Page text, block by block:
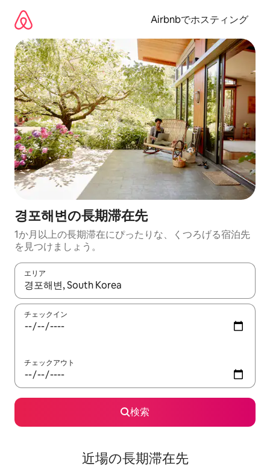
Airbnbでホスティング
경포해변の長期滞在先
1か月以上の長期滞在にぴったりな、くつろげる宿泊先
を見つけましょう。
エリア
検索結果が表示されたら、上下の矢印キーを使って移動するか
チェックイン
チェックアウト
検索
近場の長期滞在先